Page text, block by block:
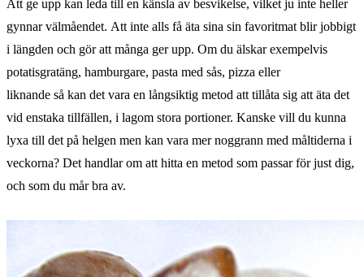
Att ge upp kan leda till en känsla av besvikelse, vilket ju inte heller
gynnar välmåendet. Att inte alls få äta sina sin favoritmat blir jobbigt
i längden och gör att många ger upp. Om du älskar exempelvis
potatisgratäng, hamburgare, pasta med sås, pizza eller
liknande så kan det vara en långsiktig metod att tillåta sig att äta det
vid enstaka tillfällen, i lagom stora portioner. Kanske vill du kunna
lyxa till det på helgen men kan vara mer noggrann med måltiderna i
veckorna? Det handlar om att hitta en metod som passar för just dig,
och som du mår bra av.